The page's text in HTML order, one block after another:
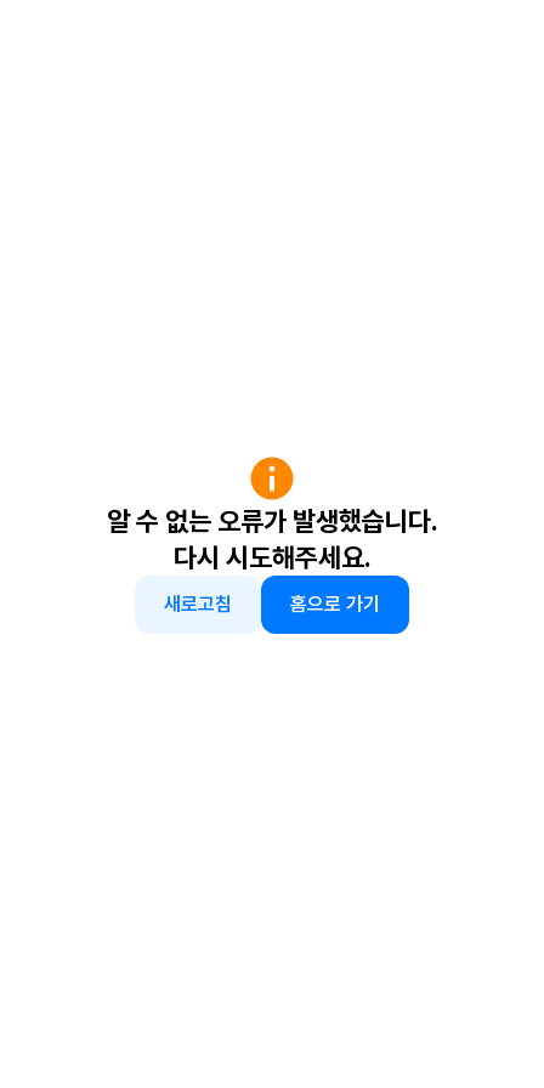
알 수 없는 오류가 발생했습니다.
다시 시도해주세요.
새로고침 홈으로 가기